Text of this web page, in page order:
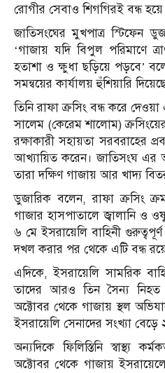
রোগীর সেবাও শিগগিরই বন্ধ হয়ে
জাতিসংঘের মুখপাত্র স্টিফেন
‘গাজায় যদি বিপুল পরিমাণে
হতাশা ও ক্ষুধা ছড়িয়ে পড়বে’
সমন্বয়ের কার্যালয় হুঁশিয়ারি
তিনি রাফা ক্রসিং বন্ধ করে
সালেম (কেরেম শালোম)
রক্ষাকারী সহায়তা সরবরাহের
আখ্যায়িত করেন। জাতিসংঘ এর
তারা দক্ষিণ গাজায় আর খাদ্য
ডুজারিক বলেন, রাফা ক্রসিং
গাজার হাসপাতালে জ্বালানি ও
৬ মে ইসরায়েলি বাহিনী
দখল করার পর থেকে এটি বন্ধ
এদিকে, ইসরায়েলি সামরিক
তাদের আরও তিন সৈন্য
অক্টোবর থেকে গাজায় স্থল
ইসরায়েলি সেনাদের সংখ্যা
অন্যদিকে ফিলিস্তিনি স্বাস্থ্য
অক্টোবর থেকে গাজায়